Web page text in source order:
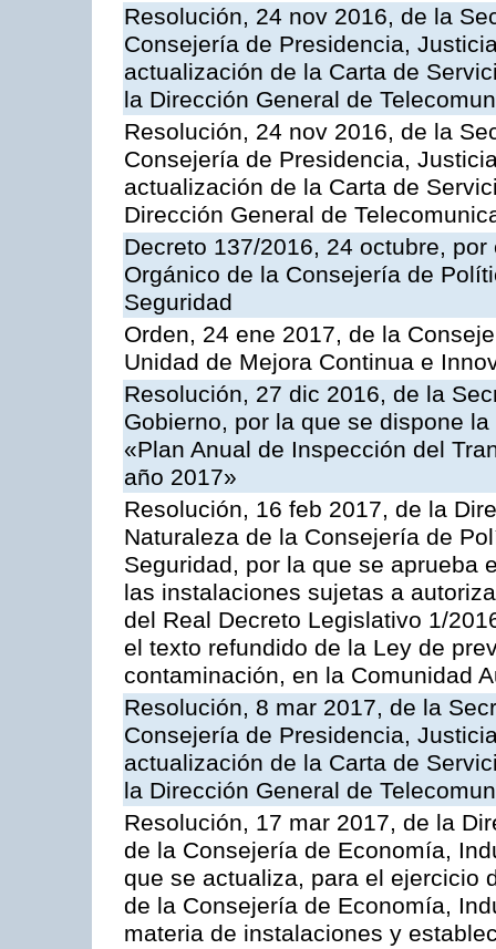
Resolución, 24 nov 2016, de la
Consejería de Presidencia,
actualización de la Carta de
la Dirección General de
Resolución, 24 nov 2016, de la
Consejería de Presidencia,
actualización de la Carta de
Dirección General de
Decreto 137/2016, 24 octubre,
Orgánico de la Consejería de
Seguridad
Orden, 24 ene 2017, de la
Unidad de Mejora Continua e
Resolución, 27 dic 2016, de la
Gobierno, por la que se dispone
«Plan Anual de Inspección del
año 2017»
Resolución, 16 feb 2017, de la
Naturaleza de la Consejería de
Seguridad, por la que se aprueba
las instalaciones sujetas a
del Real Decreto Legislativo 1/
el texto refundido de la Ley de
contaminación, en la Comunidad
Resolución, 8 mar 2017, de la
Consejería de Presidencia,
actualización de la Carta de
la Dirección General de
Resolución, 17 mar 2017, de la
de la Consejería de Economía,
que se actualiza, para el ejercicio
de la Consejería de Economía,
materia de instalaciones y